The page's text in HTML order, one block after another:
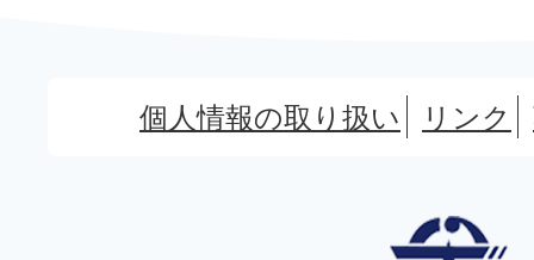
個人情報の取り扱い リンク